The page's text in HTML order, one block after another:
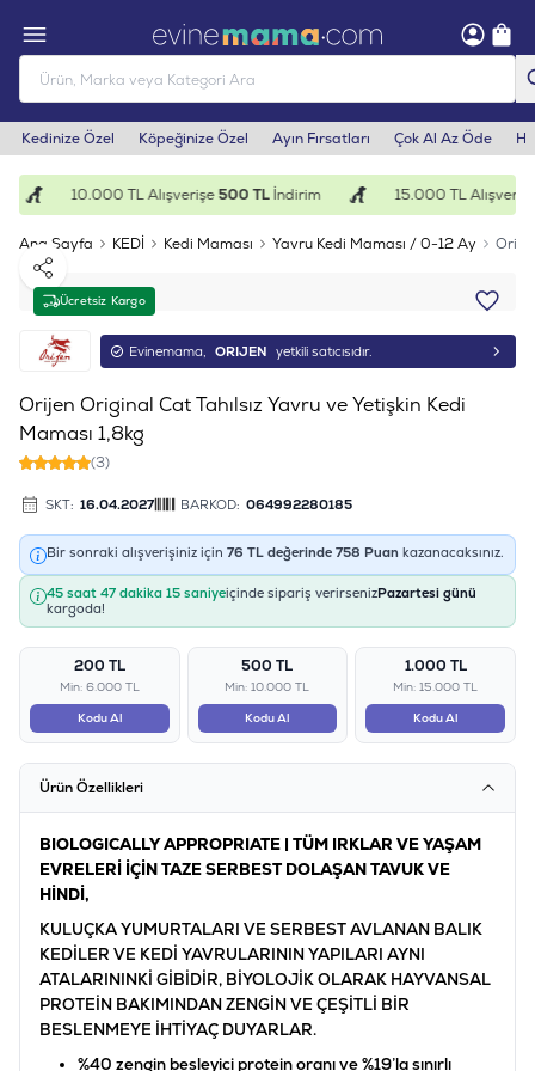
Kedinize Özel Köpeğinize Özel Ayın Fırsatları Çok Al Az Öde
10.000 TL Alışverişe500 TLİndirim 15.000 TL Alışverişe
Ana Sayfa KEDİ Kedi Maması Yavru Kedi Maması / 0-12 Ay
Ücretsiz Kargo
Paylaş
Evinemama, ORIJEN yetkili satıcısıdır.
Orijen Original Cat Tahılsız Yavru ve Yetişkin Kedi
Maması 1,8kg
(3)
SKT: 16.04.2027 BARKOD: 064992280185
Bir sonraki alışverişiniz için 76 TL değerinde 758 Puan kazanacaksınız.
45 saat 47 dakika 15 saniyeiçinde sipariş verirsenizPazartesi günü
kargoda!
200 TL
Min: 6.000 TL
Kodu Al
500 TL
Min: 10.000 TL
Kodu Al
1.000 TL
Min: 15.000 TL
Kodu Al
Ürün Özellikleri
BIOLOGICALLY APPROPRIATE | TÜM IRKLAR VE YAŞAM
EVRELERİ İÇİN TAZE SERBEST DOLAŞAN TAVUK VE
HİNDİ,
KULUÇKA YUMURTALARI VE SERBEST AVLANAN BALIK
KEDİLER VE KEDİ YAVRULARININ YAPILARI AYNI
ATALARININKİ GİBİDİR, BİYOLOJİK OLARAK HAYVANSAL
PROTEİN BAKIMINDAN ZENGİN VE ÇEŞİTLİ BİR
BESLENMEYE İHTİYAÇ DUYARLAR.
%40 zengin besleyici protein oranı ve %19’la sınırlı